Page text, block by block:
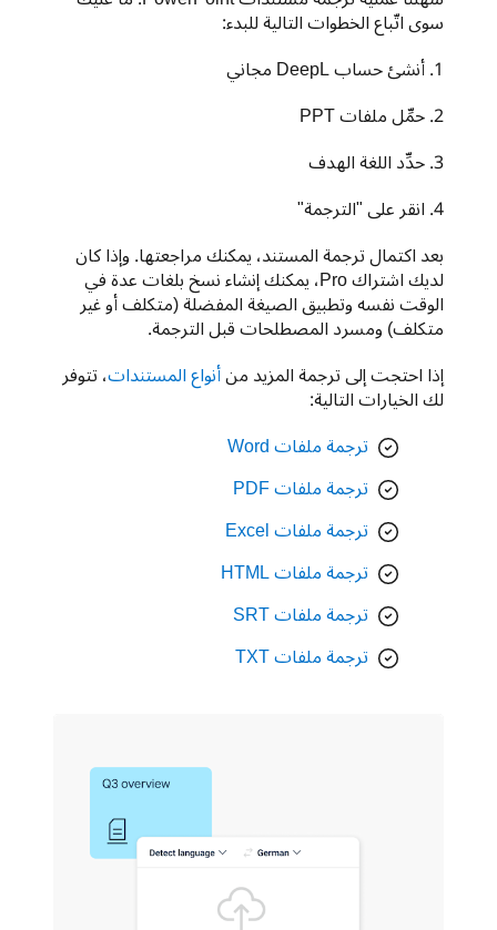
سوى اتّباع الخطوات التالية للبدء:
1. أنشئ حساب DeepL مجاني
2‏. حمِّل ملفات PPT
3‏. حدِّد اللغة الهدف
4‏. انقر على "الترجمة"
متكلف) ومسرد المصطلحات قبل الترجمة.
إذا احتجت إلى ترجمة المزيد من أنواع المستندات
لك الخيارات التالية:
ترجمة ملفات Word
ترجمة ملفات PDF
ترجمة ملفات Excel
ترجمة ملفات HTML
ترجمة ملفات SRT
ترجمة ملفات TXT